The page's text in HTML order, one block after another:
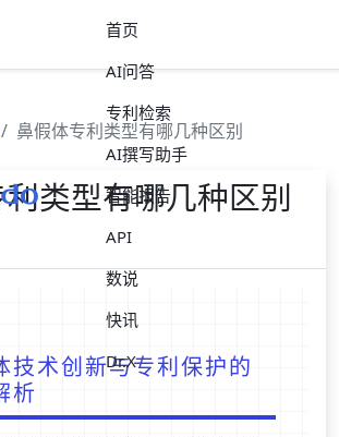
首页
AI问答
专利检索
AI撰写助手
智能报告
API
数说
快讯
Dr.X
鼻假体专利类型有哪几种区别
类型有哪几种区别
技术创新与专利保护的
析